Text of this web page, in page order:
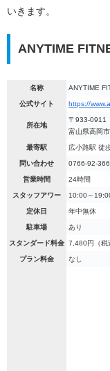
いきます。
ANYTIME
名称 ANYTIME
公式サイト https://
所在地
〒933-0911
富山県高岡
最寄駅 広小路駅 徒
問い合わせ 0766-92-
営業時間 24時間
スタッフアワー 10:00～
定休日 年中無休
駐車場 あり
スタンダード料金 7,480円（税
プラン料金 なし